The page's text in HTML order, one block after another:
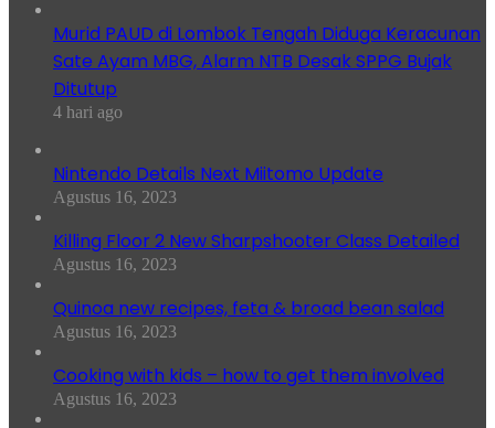
Murid PAUD di Lombok Tengah Diduga Keracunan
Sate Ayam MBG, Alarm NTB Desak SPPG Bujak
Ditutup
4 hari ago
Nintendo Details Next Miitomo Update
Agustus 16, 2023
Killing Floor 2 New Sharpshooter Class Detailed
Agustus 16, 2023
Quinoa new recipes, feta & broad bean salad
Agustus 16, 2023
Cooking with kids – how to get them involved
Agustus 16, 2023